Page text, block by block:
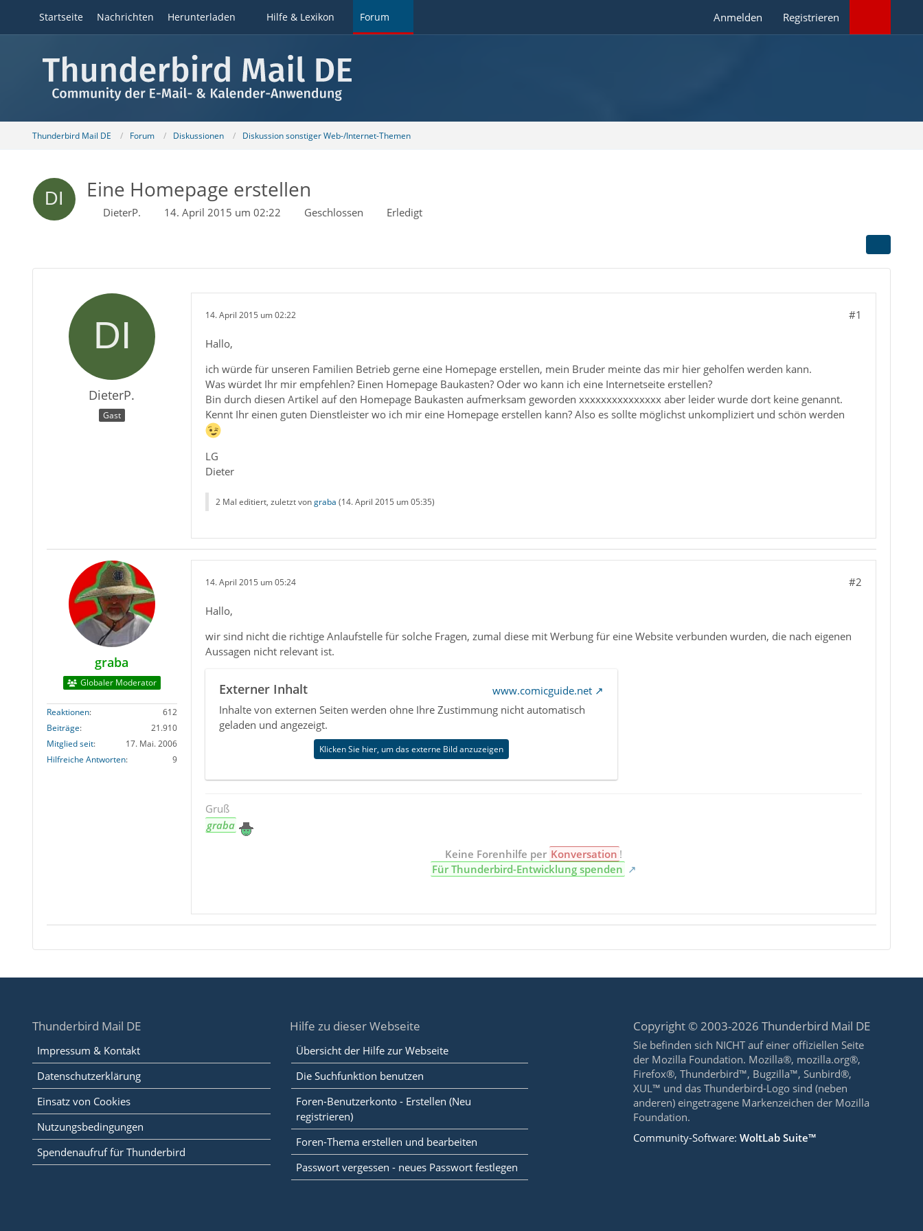
Startseite Nachrichten Herunterladen Hilfe & Lexikon Forum Anmelden Registrieren
Thunderbird Mail DE Forum Diskussionen Diskussion sonstiger Web-/Internet-Themen
Eine Homepage erstellen
DieterP. 14. April 2015 um 02:22 Geschlossen Erledigt
DieterP.
Gast
14. April 2015 um 02:22 #1
Hallo,
ich würde für unseren Familien Betrieb gerne eine Homepage erstellen, mein Bruder meinte das mir hier geholfen werden kann.
Was würdet Ihr mir empfehlen? Einen Homepage Baukasten? Oder wo kann ich eine Internetseite erstellen?
Bin durch diesen Artikel auf den Homepage Baukasten aufmerksam geworden xxxxxxxxxxxxxxx aber leider wurde dort keine genannt.
Kennt Ihr einen guten Dienstleister wo ich mir eine Homepage erstellen kann? Also es sollte möglichst unkompliziert und schön werden
LG
Dieter
2 Mal editiert, zuletzt vongraba (14. April 2015 um 05:35)
graba
Globaler Moderator
Reaktionen
612
Beiträge
21.910
Mitglied seit
17. Mai. 2006
Hilfreiche Antworten
9
14. April 2015 um 05:24 #2
Hallo,
wir sind nicht die richtige Anlaufstelle für solche Fragen, zumal diese mit Werbung für eine Website verbunden wurden, die nach eigenen
Aussagen nicht relevant ist.
Externer Inhalt
www.comicguide.net
Inhalte von externen Seiten werden ohne Ihre Zustimmung nicht automatisch
geladen und angezeigt.
Klicken Sie hier, um das externe Bild anzuzeigen
Gruß
graba
Keine Forenhilfe per Konversation !
Für Thunderbird-Entwicklung spenden
Thunderbird Mail DE
Impressum & Kontakt
Datenschutzerklärung
Einsatz von Cookies
Nutzungsbedingungen
Spendenaufruf für Thunderbird
Hilfe zu dieser Webseite
Übersicht der Hilfe zur Webseite
Die Suchfunktion benutzen
Foren-Benutzerkonto - Erstellen (Neu
registrieren)
Foren-Thema erstellen und bearbeiten
Passwort vergessen - neues Passwort festlegen
Copyright © 2003-2026 Thunderbird Mail DE
Sie befinden sich NICHT auf einer offiziellen Seite
der Mozilla Foundation. Mozilla®, mozilla.org®,
Firefox®, Thunderbird™, Bugzilla™, Sunbird®,
XUL™ und das Thunderbird-Logo sind (neben
anderen) eingetragene Markenzeichen der Mozilla
Foundation.
Community-Software:WoltLab Suite™